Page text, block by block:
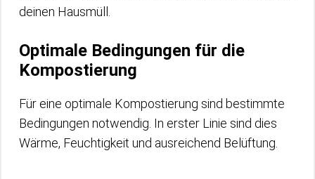
deinen Hausmüll.
Optimale Bedingungen für die
Kompostierung
Für eine optimale Kompostierung sind bestimmte
Bedingungen notwendig. In erster Linie sind dies
Wärme, Feuchtigkeit und ausreichend Belüftung.